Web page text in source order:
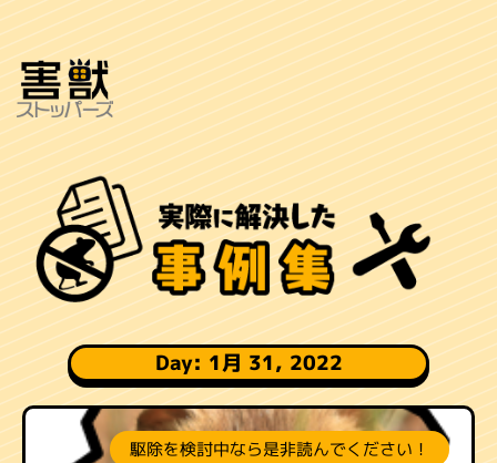
Day: 1月 31, 2022
駆除を検討中なら是非読んでください！